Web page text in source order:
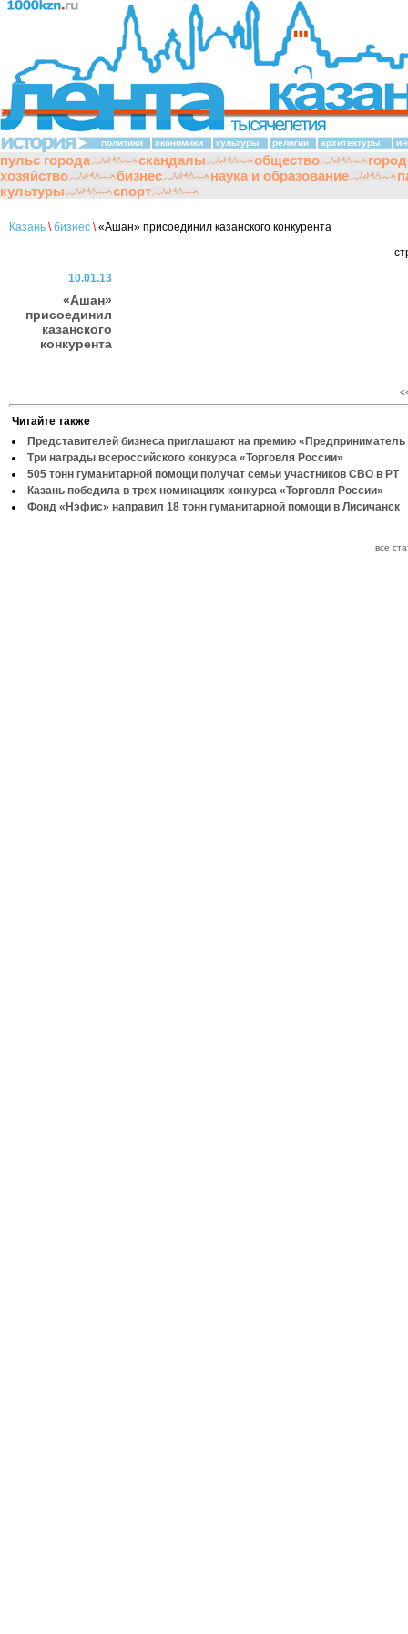
политики экономики культуры религии архитектуры
пульс города скандалы общество
хозяйство
бизнес наука и образование
культуры
спорт
Казань \ бизнес \«Ашан» присоединил казанского конкурента
10.01.13
«Ашан»
присоединил
казанского
конкурента
Читайте также
Представителей бизнеса приглашают на премию «Предприниматель
Три награды всероссийского конкурса «Торговля России»
505 тонн гуманитарной помощи получат семьи участников СВО в РТ
Казань победила в трех номинациях конкурса «Торговля России»
Фонд «Нэфис» направил 18 тонн гуманитарной помощи в Лисичанск
все